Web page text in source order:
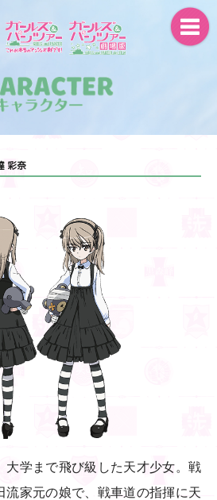
彩奈
大学まで飛び級した天才少女。戦
流家元の娘で、戦車道の指揮に天